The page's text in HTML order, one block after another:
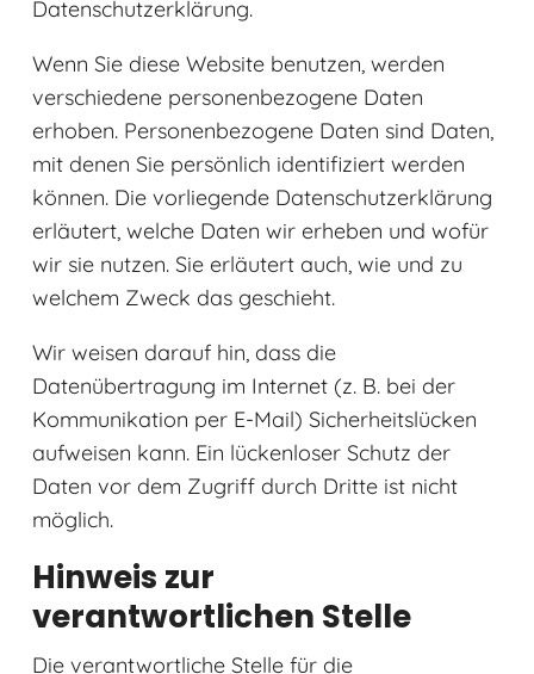
Datenschutzerklärung.
Wenn Sie diese Website benutzen, werden
verschiedene personenbezogene Daten
erhoben. Personenbezogene Daten sind Daten,
mit denen Sie persönlich identifiziert werden
können. Die vorliegende Datenschutzerklärung
erläutert, welche Daten wir erheben und wofür
wir sie nutzen. Sie erläutert auch, wie und zu
welchem Zweck das geschieht.
Wir weisen darauf hin, dass die
Datenübertragung im Internet (z. B. bei der
Kommunikation per E-Mail) Sicherheitslücken
aufweisen kann. Ein lückenloser Schutz der
Daten vor dem Zugriff durch Dritte ist nicht
möglich.
Hinweis zur
verantwortlichen Stelle
Die verantwortliche Stelle für die